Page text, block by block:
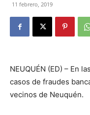
11 febrero, 2019
NEUQUÉN (ED) – En
casos de fraudes
vecinos de Neuquén.